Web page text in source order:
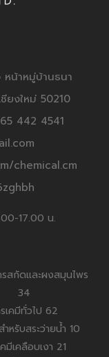
หน้าหมู่บ้านธนา
ยงใหม่ 50210
442 4541
chemical.cm
17.00 น.
สกัดและผงสมุนไพร
34
เคมีทั่วไป 62
ำหรับสระว่ายน้ำ 10
มีเคลือบเงา 21